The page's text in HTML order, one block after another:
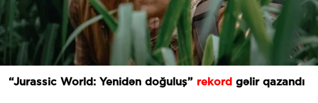
“Jurassic World: Yenidən doğuluş” rekord gəlir qazandı